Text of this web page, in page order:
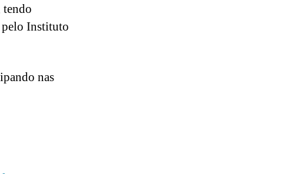
pelo Instituto
nas